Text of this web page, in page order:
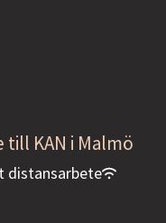
till KAN i Malmö
distansarbete